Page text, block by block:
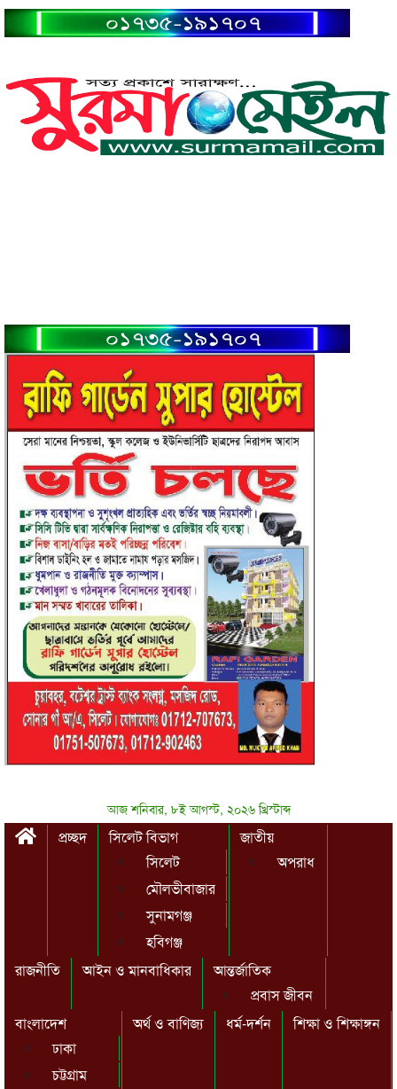
আজ শনিবার, ৮ই আগস্ট, ২০২৬ খ্রিস্টাব্দ
প্রচ্ছদ
সিলেট বিভাগ
সিলেট
মৌলভীবাজার
সুনামগঞ্জ
হবিগঞ্জ
জাতীয়
অপরাধ
রাজনীতি আইন ও মানবাধিকার
আন্তর্জাতিক
প্রবাস জীবন
বাংলাদেশ
ঢাকা
চট্টগ্রাম
অর্থ ও বাণিজ্য ধর্ম-দর্শন শিক্ষা ও শিক্ষাঙ্গন